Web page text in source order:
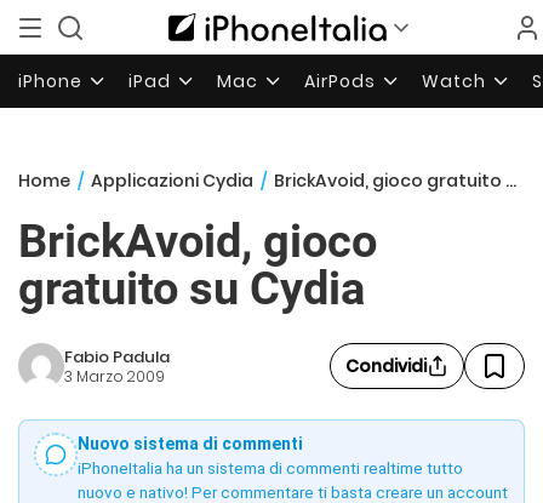
iPhone iPad Mac AirPods Watch
Home / Applicazioni Cydia / BrickAvoid, gioco gratuito su Cydia
BrickAvoid, gioco
gratuito su Cydia
Fabio Padula
3 Marzo 2009 Condividi
Nuovo sistema di commenti
iPhoneItalia ha un sistema di commenti realtime tutto
nuovo e nativo! Per commentare ti basta creare un account